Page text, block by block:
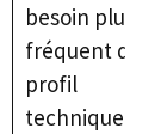
besoin plus
fréquent d’un
profil
technique